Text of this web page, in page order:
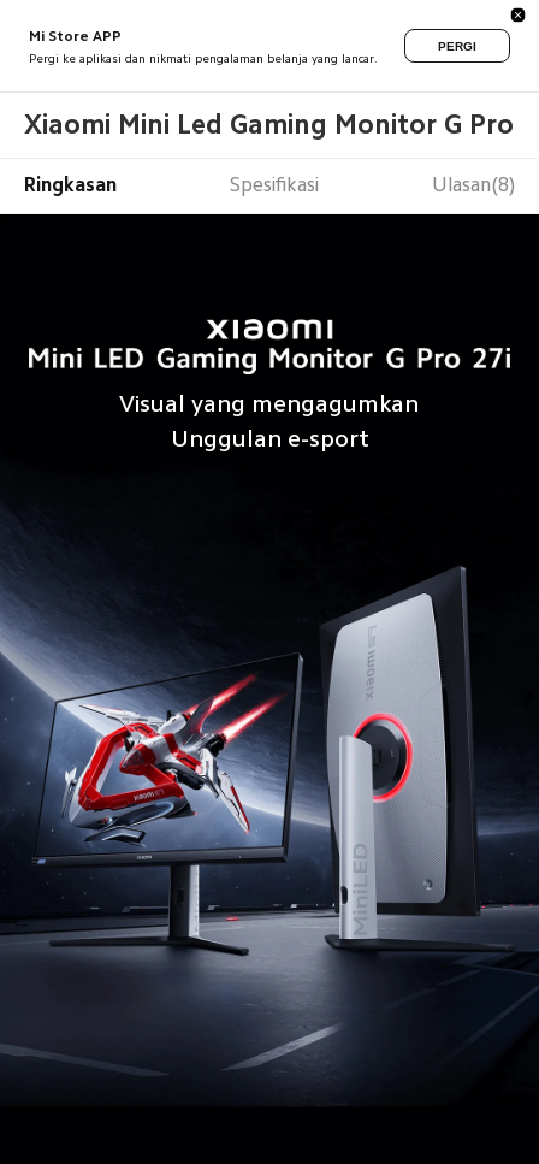
Mi Store APP
Pergi ke aplikasi dan nikmati pengalaman belanja yang lancar.
PERGI
Xiaomi Mini Led Gaming Monitor G Pro
Ringkasan Spesifikasi Ulasan(8)
Visual yang mengagumkan
Unggulan e-sport